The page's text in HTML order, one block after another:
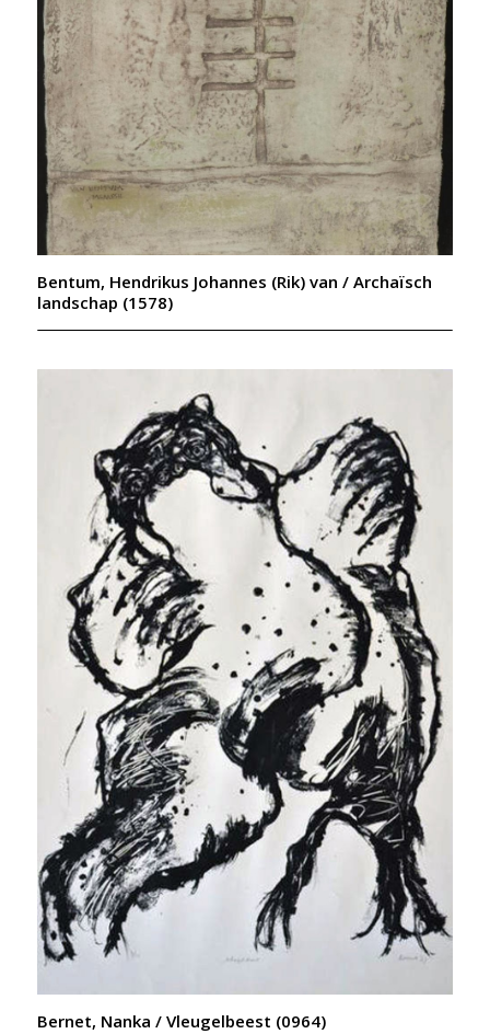
Bentum, Hendrikus Johannes (Rik) van / Archaïsch
landschap (1578)
Bernet, Nanka / Vleugelbeest (0964)